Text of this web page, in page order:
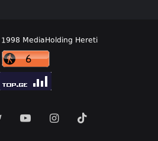
MediaHolding Hereti
Twitter YouTubeInstagram